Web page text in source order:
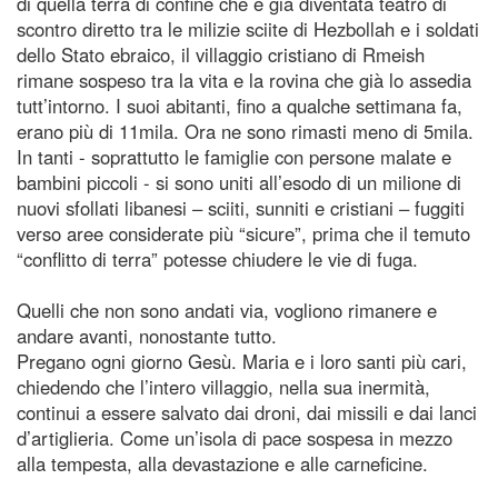
scontro diretto tra le milizie sciite di Hezbollah e i soldati
dello Stato ebraico, il villaggio cristiano di Rmeish
rimane sospeso tra la vita e la rovina che già lo assedia
tutt’intorno. I suoi abitanti, fino a qualche settimana fa,
erano più di 11mila. Ora ne sono rimasti meno di 5mila.
In tanti - soprattutto le famiglie con persone malate e
bambini piccoli - si sono uniti all’esodo di un milione di
nuovi sfollati libanesi – sciiti, sunniti e cristiani – fuggiti
verso aree considerate più “sicure”, prima che il temuto
“conflitto di terra” potesse chiudere le vie di fuga.
Quelli che non sono andati via, vogliono rimanere e
andare avanti, nonostante tutto.
Pregano ogni giorno Gesù. Maria e i loro santi più cari,
chiedendo che l’intero villaggio, nella sua inermità,
continui a essere salvato dai droni, dai missili e dai lanci
d’artiglieria. Come un’isola di pace sospesa in mezzo
alla tempesta, alla devastazione e alle carneficine.